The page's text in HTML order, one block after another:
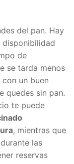
del pan. Hay
disponibilidad
de
se tarda menos
un buen
quedes sin pan.
te puede
, mientras que
las
reservas